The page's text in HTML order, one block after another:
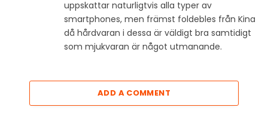
uppskattar naturligtvis alla typer av
smartphones, men främst foldebles från Kina
då hårdvaran i dessa är väldigt bra samtidigt
som mjukvaran är något utmanande.
ADD A COMMENT